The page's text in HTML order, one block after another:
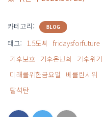
카테고리: BLOG
태그: 1.5도씨 fridaysforfuture
기후보호 기후온난화 기후위기
미래를위한금요일
베를린시위
탈석탄